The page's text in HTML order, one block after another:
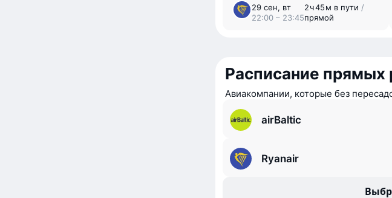
29 сен, вт
22:00 – 23:45
2 ⁠ч 45 ⁠м в пути /
прямой
Расписание прямых
Авиакомпании, которые без
airBaltic
Ryanair